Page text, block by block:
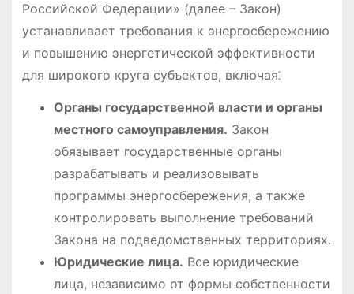
Российской Федерации» (далее – Закон)
устанавливает требования к энергосбережению
и повышению энергетической эффективности
для широкого круга субъектов, включая⁚
Органы государственной власти и органы
местного самоуправления․ Закон
обязывает государственные органы
разрабатывать и реализовывать
программы энергосбережения, а также
контролировать выполнение требований
Закона на подведомственных территориях․
Юридические лица․ Все юридические
лица, независимо от формы собственности